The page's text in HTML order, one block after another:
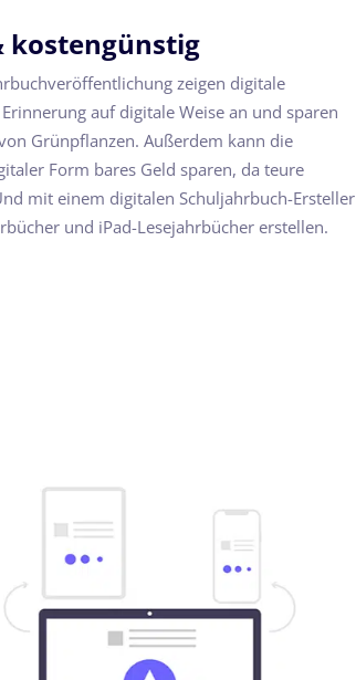
kostengünstig
zeigen digitale
auf digitale Weise an und sparen
Grünpflanzen. Außerdem kann die
Form bares Geld sparen, da teure
mit einem digitalen Schuljahrbuch-Ersteller
und iPad-Lesejahrbücher erstellen.